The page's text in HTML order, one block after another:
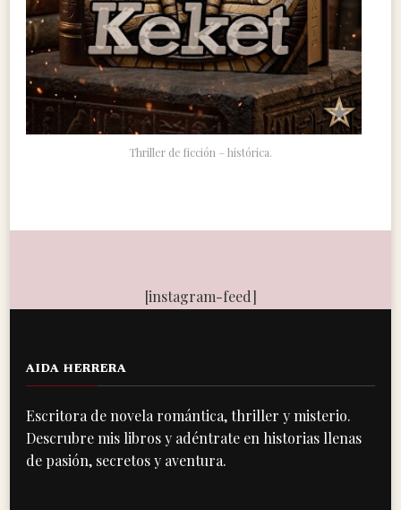
Thriller de ficción – histórica.
[instagram-feed]
AIDA HERRERA
Escritora de novela romántica, thriller y misterio.
Descrubre mis libros y adéntrate en historias llenas
de pasión, secretos y aventura.